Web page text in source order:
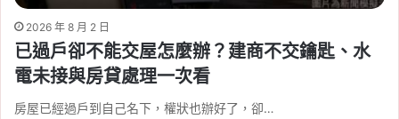
2026 年 8 月 2 日
已過戶卻不能交屋怎麼辦？建商不交鑰匙、水
電未接與房貸處理一次看
房屋已經過戶到自己名下，權狀也辦好了，卻…